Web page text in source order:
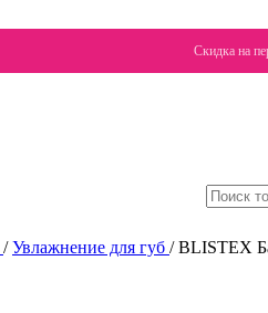
Скидка на
/ Увлажнение для губ / BLISTEX